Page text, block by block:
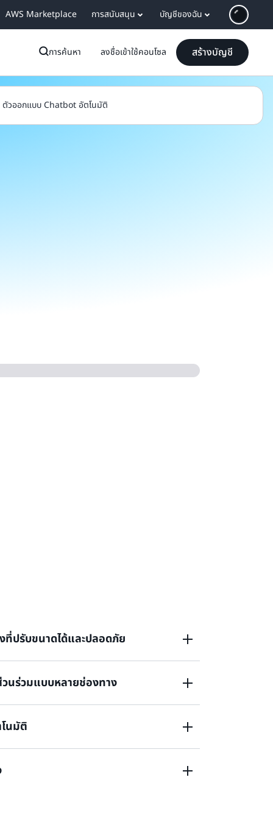
AWS Marketplace การสนับสนุน บัญชีของฉัน
การค้นหา ลงชื่อเข้าใช้คอนโซล สร้างบัญชี
ตัวออกแบบ Chatbot อัตโนมัติ
ที่ปรับขนาดได้และปลอดภัย
ามที่ขับเคลื่อนโดย AI ช่วยสร้าง Amazon Lex
ที่ใช้งานง่าย ปลอดภัย และปรับขนาดได้เพื่อ
อบแชทบอท AI ใช้พลังของ AI ช่วยสร้างเพื่อให้ผู้
ผ่านการโต้ตอบด้วยเสียงและภาษาธรรมชาติ ให้
ตอบกับแอปพลิเคชันและระบบของคุณ
นร่วมแบบหลายช่องทาง
และเสียงของคุณบนอุปกรณ์มือถือและบริการ
Slack, Kik หรือ Twilio SMS Amazon
Connect ซึ่งเป็นศูนย์ติดต่อบนคลาวด์ที่ขับ
คุณสามารถสร้างบอท AI แบบสนทนาที่จัดการ
ช่องทางรวมถึงแชทหรือโทรศัพท์ การผสาน
นมัติ
ทบอท AI โดยใช้พร้อมท์ภาษาธรรมชาติ พวก
มชาติเพื่อสร้างและปรับแต่งบอทพื้นฐานตาม